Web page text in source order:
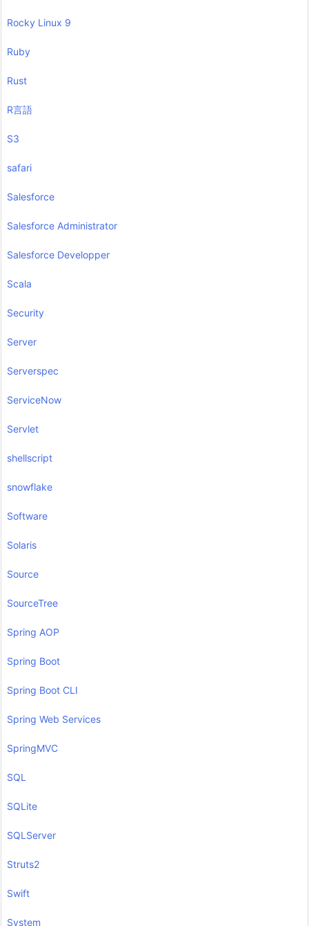
Rocky Linux 9
Ruby
Rust
R言語
S3
safari
Salesforce
Salesforce Administrator
Salesforce Developper
Scala
Security
Server
Serverspec
ServiceNow
Servlet
shellscript
snowflake
Software
Solaris
Source
SourceTree
Spring AOP
Spring Boot
Spring Boot CLI
Spring Web Services
SpringMVC
SQL
SQLite
SQLServer
Struts2
Swift
System